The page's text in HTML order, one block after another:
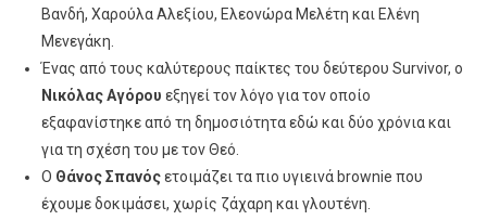
Βανδή, Xαρούλα Αλεξίου, Ελεονώρα Μελέτη και Ελένη
Μενεγάκη.
Ένας από τους καλύτερους παίκτες του δεύτερου Survivor, ο
Νικόλας Αγόρου εξηγεί τον λόγο για τον οποίο
εξαφανίστηκε από τη δημοσιότητα εδώ και δύο χρόνια και
για τη σχέση του με τον Θεό.
Ο Θάνος Σπανόςετοιμάζει τα πιο υγιεινά brownie που
έχουμε δοκιμάσει, χωρίς ζάχαρη και γλουτένη.